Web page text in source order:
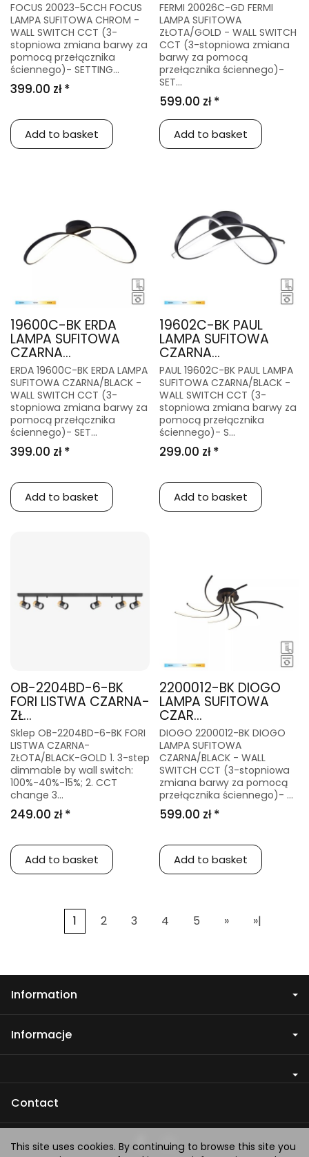
FOCUS 20023-5CCH FOCUS
LAMPA SUFITOWA CHROM -
WALL SWITCH CCT (3-
stopniowa zmiana barwy za
pomocą przełącznika
ściennego)- SETTING...
399.00 zł *
Add to basket
FERMI 20026C-GD FERMI
LAMPA SUFITOWA
ZŁOTA/GOLD - WALL SWITCH
CCT (3-stopniowa zmiana
barwy za pomocą
przełącznika ściennego)-
SET...
599.00 zł *
Add to basket
19600C-BK ERDA
LAMPA SUFITOWA
CZARNA...
ERDA 19600C-BK ERDA LAMPA
SUFITOWA CZARNA/BLACK -
WALL SWITCH CCT (3-
stopniowa zmiana barwy za
pomocą przełącznika
ściennego)- SET...
399.00 zł *
Add to basket
19602C-BK PAUL
LAMPA SUFITOWA
CZARNA...
PAUL 19602C-BK PAUL LAMPA
SUFITOWA CZARNA/BLACK -
WALL SWITCH CCT (3-
stopniowa zmiana barwy za
pomocą przełącznika
ściennego)- S...
299.00 zł *
Add to basket
OB-2204BD-6-BK
FORI LISTWA CZARNA-
ZŁ...
Sklep OB-2204BD-6-BK FORI
LISTWA CZARNA-
ZŁOTA/BLACK-GOLD 1. 3-step
dimmable by wall switch:
100%-40%-15%; 2. CCT
change 3...
249.00 zł *
Add to basket
2200012-BK DIOGO
LAMPA SUFITOWA
CZAR...
DIOGO 2200012-BK DIOGO
LAMPA SUFITOWA
CZARNA/BLACK - WALL
SWITCH CCT (3-stopniowa
zmiana barwy za pomocą
przełącznika ściennego)- ...
599.00 zł *
Add to basket
1 2 3 4 5 » »|
Information
Informacje
Contact
This site uses cookies. By continuing to browse this site you